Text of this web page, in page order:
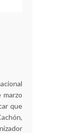
que